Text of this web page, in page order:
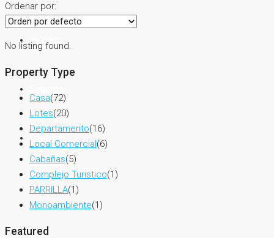
Ordenar por:
No listing found.
Property Type
Casa(72)
Lotes(20)
Departamento(16)
Local Comercial (6)
Cabañas(5)
Complejo Turistico(1)
PARRILLA(1)
Monoambiente(1)
Featured